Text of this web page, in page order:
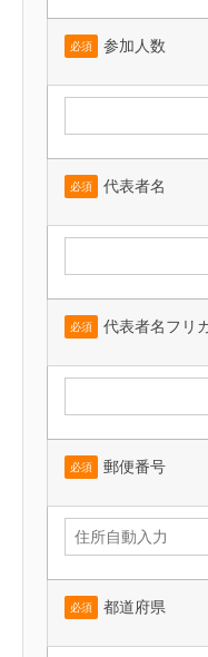
必須 参加人数
必須 代表者名
必須 代表者名フリ
必須 郵便番号
必須 都道府県